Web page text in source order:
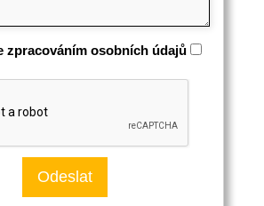
zpracováním osobních údajů